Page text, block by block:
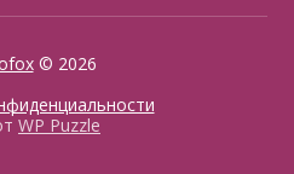
© 2026
WP Puzzle